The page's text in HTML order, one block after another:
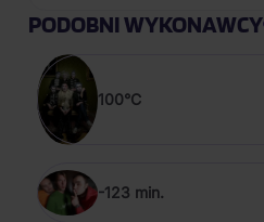
PODOBNI WYKONAWCY
100°C
-123 min.